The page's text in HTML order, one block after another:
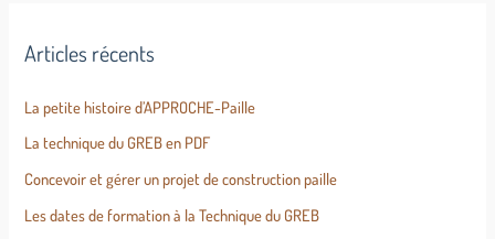
Articles récents
La petite histoire d’APPROCHE-Paille
La technique du GREB en PDF
Concevoir et gérer un projet de construction paille
Les dates de formation à la Technique du GREB